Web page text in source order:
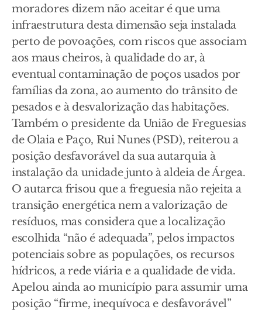
moradores dizem não aceitar é que uma
infraestrutura desta dimensão seja instalada
perto de povoações, com riscos que associam
aos maus cheiros, à qualidade do ar, à
eventual contaminação de poços usados por
famílias da zona, ao aumento do trânsito de
pesados e à desvalorização das habitações.
Também o presidente da União de Freguesias
de Olaia e Paço, Rui Nunes (PSD), reiterou a
posição desfavorável da sua autarquia à
instalação da unidade junto à aldeia de Árgea.
O autarca frisou que a freguesia não rejeita a
transição energética nem a valorização de
resíduos, mas considera que a localização
escolhida “não é adequada”, pelos impactos
potenciais sobre as populações, os recursos
hídricos, a rede viária e a qualidade de vida.
Apelou ainda ao município para assumir uma
posição “firme, inequívoca e desfavorável”